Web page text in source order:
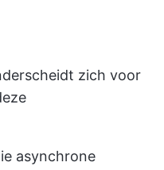
zich voor
asynchrone